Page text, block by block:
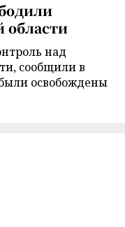
области
над
сообщили в
освобождены